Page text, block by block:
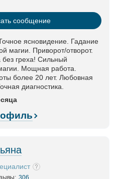
сообщение
ясновидение. Гадание
магии. Приворот/отворот.
греха! Сильный
Мощная работа.
более 20 лет. Любовная
диагностика.
306